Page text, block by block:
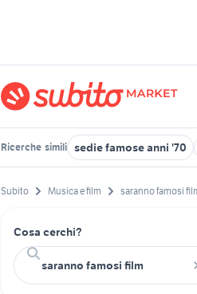
Ricerche simili sedie famose anni '70
Subito Musica e film saranno famosi
Cosa cerchi?